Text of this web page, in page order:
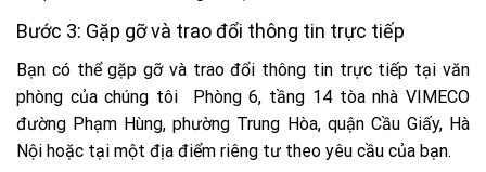
Bước 3: Gặp gỡ và trao đổi thông tin trực tiếp
Bạn có thể gặp gỡ và trao đổi thông tin trực tiếp tại văn
phòng của chúng tôi Phòng 6, tầng 14 tòa nhà VIMECO
đường Phạm Hùng, phường Trung Hòa, quận Cầu Giấy, Hà
Nội hoặc tại một địa điểm riêng tư theo yêu cầu của bạn.